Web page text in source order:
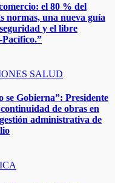
el 80 % del
normas, una nueva guía
y el libre
Pacífico.”​
SALUD
Gobierna”: Presidente
de obras en
administrativa de